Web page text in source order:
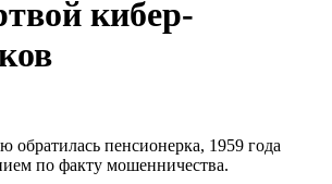
кибер-
обратилась пенсионерка, 1959 года
по факту мошенничества.